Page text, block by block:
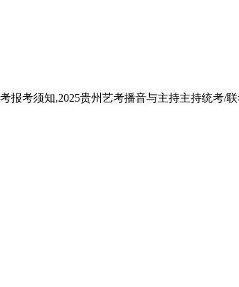
报考须知,2025贵州艺考播音与主持主持统考/